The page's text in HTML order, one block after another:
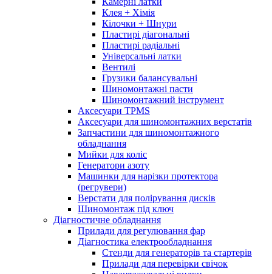
Клея + Хімія
Кілочки + Шнури
Пластирі діагональні
Пластирі радіальні
Універсальні латки
Вентилі
Грузики балансувальні
Шиномонтажні пасти
Шиномонтажний інструмент
Аксесуари TPMS
Аксесуари для шиномонтажних верстатів
Запчастини для шиномонтажного
обладнання
Мийки для коліс
Генератори азоту
Машинки для нарізки протектора
(регрувери)
Верстати для полірування дисків
Шиномонтаж під ключ
Діагностичне обладнання
Прилади для регулювання фар
Діагностика електрообладнання
Стенди для генераторів та стартерів
Прилади для перевірки свічок